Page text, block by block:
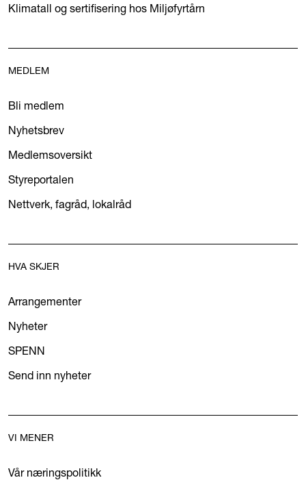
Klimatall og sertifisering hos Miljøfyrtårn
MEDLEM
Bli medlem
Nyhetsbrev
Medlemsoversikt
Styreportalen
Nettverk, fagråd, lokalråd
HVA SKJER
Arrangementer
Nyheter
SPENN
Send inn nyheter
VI MENER
Vår næringspolitikk